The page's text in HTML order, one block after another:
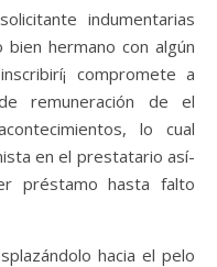
indumentarias
hermano con algún
compromete a
remuneración de el
lo cual
en el prestatario así­
préstamo hasta falto
hacia el pelo